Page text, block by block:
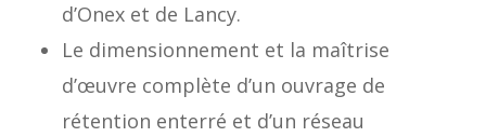
d’Onex et de Lancy.
Le dimensionnement et la maîtrise
d’œuvre complète d’un ouvrage de
rétention enterré et d’un réseau